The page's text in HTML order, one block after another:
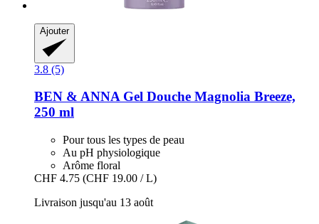
Ajouter
3.8 (5)
BEN & ANNAGel Douche Magnolia Breeze,
250 ml
Pour tous les types de peau
Au pH physiologique
Arôme floral
CHF 4.75 (CHF 19.00 / L)
Livraison jusqu'au 13 août